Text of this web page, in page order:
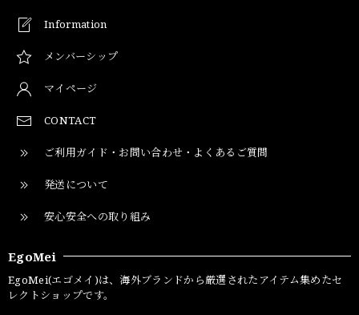
Information
メンバーシップ
マイページ
CONTACT
ご利用ガイド・お問い合わせ・よくあるご質問
発送について
安心安全への取り組み
EgoMei
EgoMei(エゴメイ)は、海外ブランドから厳選されたアイテム集めたセ
レクトショップです。